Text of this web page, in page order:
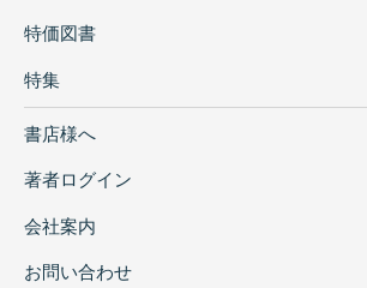
特価図書
特集
書店様へ
著者ログイン
会社案内
お問い合わせ